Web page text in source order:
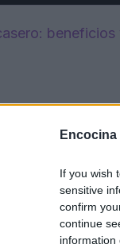
Encocina
If you wish
sensitive
confirm
continue
information